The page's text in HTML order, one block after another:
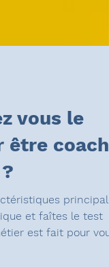
vous le
coach
et faîtes le test